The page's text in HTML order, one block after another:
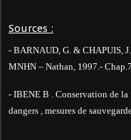
Sources :
- BARNAUD, G. & CHAPUIS,
MNHN – Nathan, 1997.-
- IBENE B . Conservation de la
dangers , mesures de